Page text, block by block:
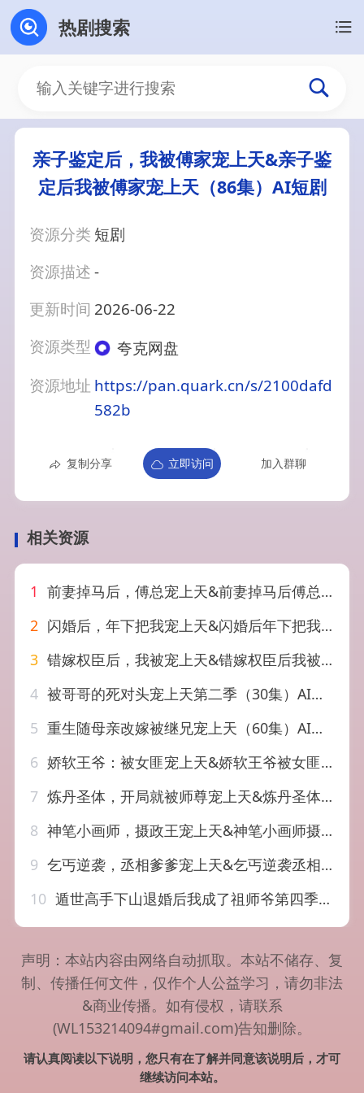
热剧搜索
亲子鉴定后，我被傅家宠上天&亲子鉴
定后我被傅家宠上天（86集）AI短剧
资源分类 短剧
资源描述-
更新时间 2026-06-22
资源类型
夸克网盘
资源地址 https://pan.quark.cn/s/2100dafd
582b
复制分享 立即访问 加入群聊
相关资源
1 前妻掉马后，傅总宠上天&前妻掉马后傅总宠上天（89集）AI短剧
2 闪婚后，年下把我宠上天&闪婚后年下把我宠上天（18集）AI短剧
3 错嫁权臣后，我被宠上天&错嫁权臣后我被宠上天（71集）AI短剧
4 被哥哥的死对头宠上天第二季（30集）AI短剧
5 重生随母亲改嫁被继兄宠上天（60集）AI短剧
6 娇软王爷：被女匪宠上天&娇软王爷被女匪宠上天（28集）AI短剧
7 炼丹圣体，开局就被师尊宠上天&炼丹圣体开局就被师尊宠上天（60集）AI短剧
8 神笔小画师，摄政王宠上天&神笔小画师摄政王宠上天（46集）AI短剧
9 乞丐逆袭，丞相爹爹宠上天&乞丐逆袭丞相爹爹宠上天（80集）AI短剧
10 遁世高手下山退婚后我成了祖师爷第四季（93集）AI短剧
声明：本站内容由网络自动抓取。本站不储存、复
制、传播任何文件，仅作个人公益学习，请勿非法
&商业传播。如有侵权，请联系
(WL153214094#gmail.com)告知删除。
请认真阅读以下说明，您只有在了解并同意该说明后，才可
继续访问本站。